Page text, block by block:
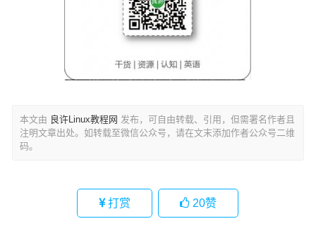
本文由 良许Linux教程网 发布，可自由转载、引用，但需署名作者且
注明文章出处。如转载至微信公众号，请在文末添加作者公众号二维
码。
打赏 20赞